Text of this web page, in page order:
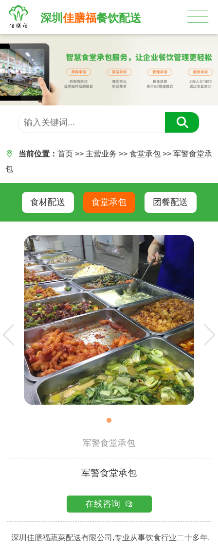
深圳佳膳福餐饮配送

 当前位置： 首页>> 主营业务 >> 食堂承包>> 军警食堂承
包
食材配送 食堂承包 团餐配送
军警食堂承包
军警食堂承包
在线咨询 
深圳佳膳福蔬菜配送有限公司,专业从事饮食行业二十多年,